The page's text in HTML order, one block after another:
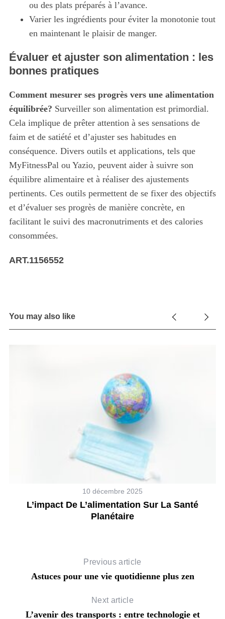
ou des plats préparés à l’avance.
Varier les ingrédients pour éviter la monotonie tout
en maintenant le plaisir de manger.
Évaluer et ajuster son alimentation : les
bonnes pratiques
Comment mesurer ses progrès vers une alimentation
équilibrée? Surveiller son alimentation est primordial.
Cela implique de prêter attention à ses sensations de
faim et de satiété et d’ajuster ses habitudes en
conséquence. Divers outils et applications, tels que
MyFitnessPal ou Yazio, peuvent aider à suivre son
équilibre alimentaire et à réaliser des ajustements
pertinents. Ces outils permettent de se fixer des objectifs
et d’évaluer ses progrès de manière concrète, en
facilitant le suivi des macronutriments et des calories
consommées.
ART.1156552
You may also like
10 décembre 2025
L’impact De L’alimentation Sur La Santé
Planétaire
Previous article
Astuces pour une vie quotidienne plus zen
Next article
L’avenir des transports : entre technologie et